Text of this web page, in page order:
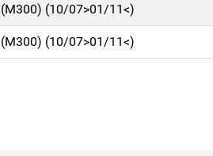
(10/07>01/11<)
(10/07>01/11<)